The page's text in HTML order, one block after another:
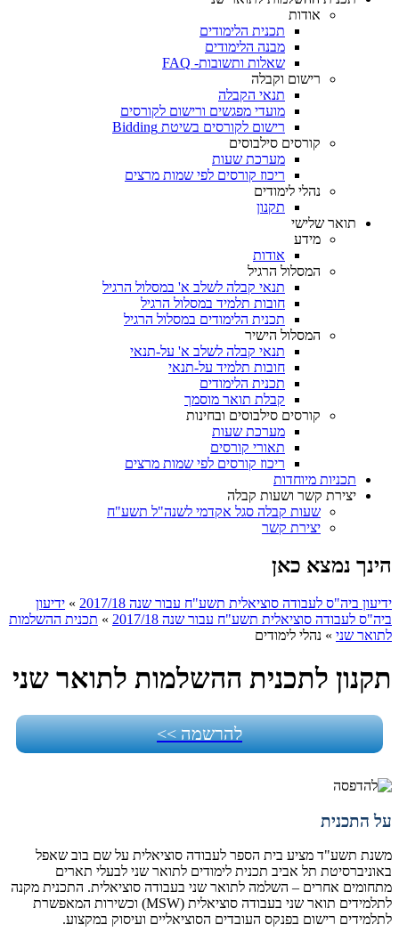
אודות
תכנית הלימודים
מבנה הלימודים
שאלות ותשובות- FAQ
רישום וקבלה
תנאי הקבלה
מועדי מפגשים ורישום לקורסים
רישום לקורסים בשיטת Bidding
קורסים סילבוסים
מערכת שעות
ריכוז קורסים לפי שמות מרצים
נהלי לימודים
תקנון
תואר שלישי
מידע
אודות
המסלול הרגיל
תנאי קבלה לשלב א' במסלול הרגיל
חובות תלמיד במסלול הרגיל
תכנית הלימודים במסלול הרגיל
המסלול הישיר
תנאי קבלה לשלב א' על-תנאי
חובות תלמיד על-תנאי
תכנית הלימודים
קבלת תואר מוסמך
קורסים סילבוסים ובחינות
מערכת שעות
תאורי קורסים
ריכוז קורסים לפי שמות מרצים
תכניות מיוחדות
יצירת קשר ושעות קבלה
שעות קבלה סגל אקדמי לשנה"ל תשע"ח
יצירת קשר
הינך נמצא כאן
ידיעון ביה"ס לעבודה סוציאלית תשע"ח עבור שנה 2017/18 » ידיעון
ביה"ס לעבודה סוציאלית תשע"ח עבור שנה 2017/18
» תכנית ההשלמות
לתואר שני » נהלי לימודים
תקנון לתכנית ההשלמות לתואר שני
להרשמה >>
על התכנית
משנת תשע"ד מציע בית הספר לעבודה סוציאלית על שם בוב שאפל
באוניברסיטת תל אביב תכנית לימודים לתואר שני לבעלי תארים
מתחומים אחרים – השלמה לתואר שני בעבודה סוציאלית. התכנית מקנה
לתלמידים תואר שני בעבודה סוציאלית (MSW) וכשירות המאפשרת
לתלמידים רישום בפנקס העובדים הסוציאליים ועיסוק במקצוע.